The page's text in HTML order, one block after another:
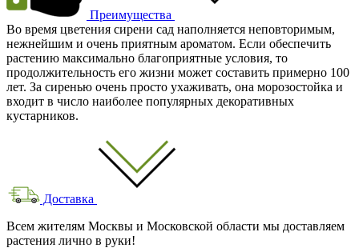
Преимущества
Во время цветения сирени сад наполняется неповторимым,
нежнейшим и очень приятным ароматом. Если обеспечить
растению максимально благоприятные условия, то
продолжительность его жизни может составить примерно 100
лет. За сиренью очень просто ухаживать, она морозостойка и
входит в число наиболее популярных декоративных
кустарников.
Доставка
Всем жителям Москвы и Московской области мы доставляем
растения лично в руки!